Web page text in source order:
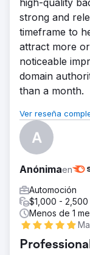
responsivo,
high-quality
strong and
timeframe to
attract more
noticeable
domain
than a month.
Descripción
agencia
Reto
The client
performance
high-quality
Ver reseña
Anónimaen
Automoción
$1,000 - 2,500
Menos de 1